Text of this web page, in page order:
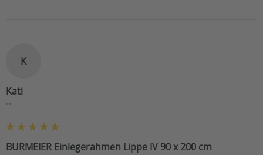
K
Kati
""
BURMEIER Einlegerahmen Lippe IV 90 x 200 cm